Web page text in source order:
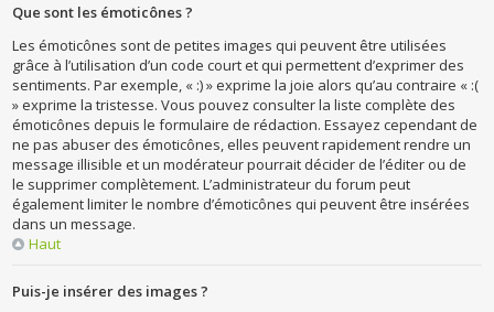
Que sont les émoticônes ?
Les émoticônes sont de petites images qui peuvent être utilisées
grâce à l’utilisation d’un code court et qui permettent d’exprimer des
sentiments. Par exemple, « :) » exprime la joie alors qu’au contraire « :(
» exprime la tristesse. Vous pouvez consulter la liste complète des
émoticônes depuis le formulaire de rédaction. Essayez cependant de
ne pas abuser des émoticônes, elles peuvent rapidement rendre un
message illisible et un modérateur pourrait décider de l’éditer ou de
le supprimer complètement. L’administrateur du forum peut
également limiter le nombre d’émoticônes qui peuvent être insérées
dans un message.
Haut
Puis-je insérer des images ?